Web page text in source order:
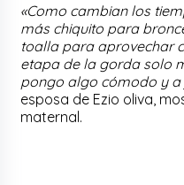
«Como cambian los
más chiquito para
toalla para aprovechar
etapa de la gorda solo
pongo algo cómodo y a
esposa de Ezio oliva,
maternal.